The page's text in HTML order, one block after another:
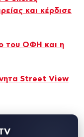
και κέρδισε
του ΟΦΗ και η
Street View